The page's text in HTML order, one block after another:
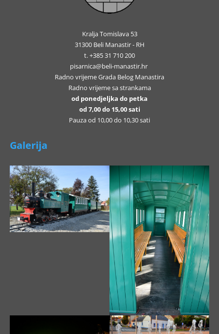
Kralja Tomislava 53
31300 Beli Manastir - RH
t. +385 31 710 200
pisarnica@beli-manastir.hr
Radno vrijeme Grada Belog Manastira
Radno vrijeme sa strankama
od ponedjeljka do petka
od 7,00 do 15,00 sati
Pauza od 10,00 do 10,30 sati
Galerija